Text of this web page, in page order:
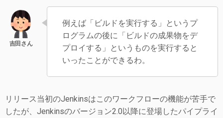
例えば「ビルドを実行する」というプ
ログラムの後に「ビルドの成果物をデ
プロイする」というものを実行すると
いったことができるわ。
リリース当初のJenkinsはこのワークフローの機能が苦手で
したが、Jenkinsのバージョン2.0以降に登場したパイプライ